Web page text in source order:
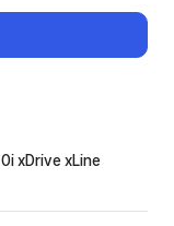
xDrive xLine